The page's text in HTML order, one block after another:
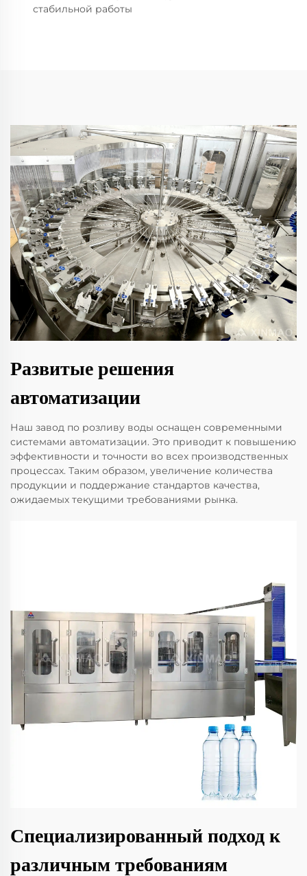
стабильной работы
Развитые решения
автоматизации
Наш завод по розливу воды оснащен современными
системами автоматизации. Это приводит к повышению
эффективности и точности во всех производственных
процессах. Таким образом, увеличение количества
продукции и поддержание стандартов качества,
ожидаемых текущими требованиями рынка.
Специализированный подход к
различным требованиям